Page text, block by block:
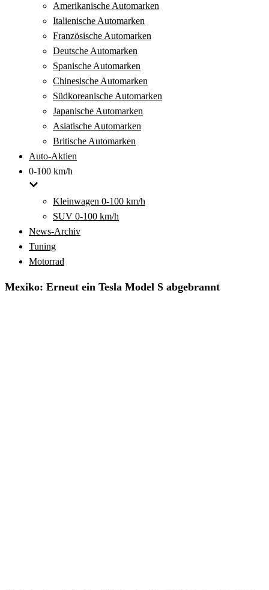
Amerikanische Automarken
Italienische Automarken
Französische Automarken
Deutsche Automarken
Spanische Automarken
Chinesische Automarken
Südkoreanische Automarken
Japanische Automarken
Asiatische Automarken
Britische Automarken
Auto-Aktien
0-100 km/h
Kleinwagen 0-100 km/h
SUV 0-100 km/h
News-Archiv
Tuning
Motorrad
Mexiko: Erneut ein Tesla Model S abgebrannt